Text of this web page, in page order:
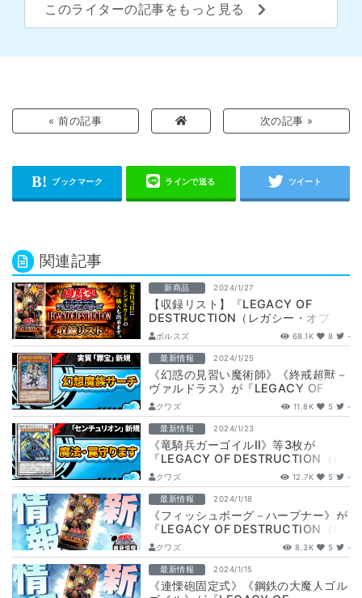
このライターの記事をもっと見る
« 前の記事 次の記事 »
関連記事
新商品 2024/1/27
【収録リスト】『LEGACY OF
DESTRUCTION（レガシー・オブ・
デストラクション）』【LEDE】
ボルスズ 68.1K 8 -
最新情報 2024/1/25
《幻惑の見習い魔術師》《終戒超獸－
ヴァルドラス》が『LEGACY OF
DESTRUCTION（レガシー・オブ…
クワズ 11.8K 5 -
最新情報 2024/1/23
《竜騎兵ガーゴイルⅡ》等3枚が
『LEGACY OF DESTRUCTION（レ
ガシー・オブ・デストラクション）…
クワズ 12.7K 5 -
最新情報 2024/1/18
《フィッシュボーグ－ハープナー》が
『LEGACY OF DESTRUCTION（レ
ガシー・オブ・デストラクショ…
クワズ 8.3K 5 -
最新情報 2024/1/15
《連慄砲固定式》《鋼鉄の大魔人ゴル